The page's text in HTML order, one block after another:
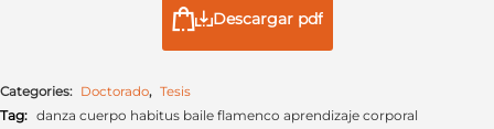
Descargar pdf
Categories: Doctorado, Tesis
Tag: danza cuerpo habitus baile flamenco aprendizaje corporal